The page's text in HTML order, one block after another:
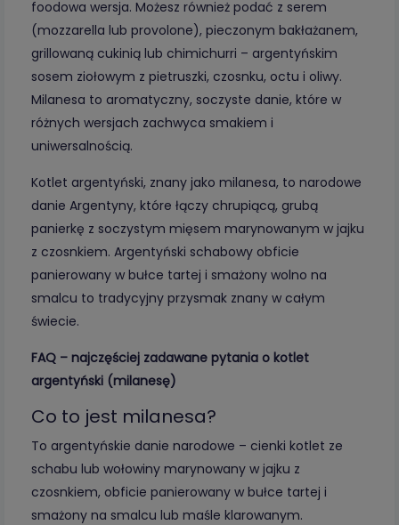
foodowa wersja. Możesz również podać z serem
(mozzarella lub provolone), pieczonym bakłażanem,
grillowaną cukinią lub chimichurri – argentyńskim
sosem ziołowym z pietruszki, czosnku, octu i oliwy.
Milanesa to aromatyczny, soczyste danie, które w
różnych wersjach zachwyca smakiem i
uniwersalnością.
Kotlet argentyński, znany jako milanesa, to narodowe
danie Argentyny, które łączy chrupiącą, grubą
panierkę z soczystym mięsem marynowanym w jajku
z czosnkiem. Argentyński schabowy obficie
panierowany w bułce tartej i smażony wolno na
smalcu to tradycyjny przysmak znany w całym
świecie.
FAQ – najczęściej zadawane pytania o kotlet
argentyński (milanesę)
Co to jest milanesa?
To argentyńskie danie narodowe – cienki kotlet ze
schabu lub wołowiny marynowany w jajku z
czosnkiem, obficie panierowany w bułce tartej i
smażony na smalcu lub maśle klarowanym.